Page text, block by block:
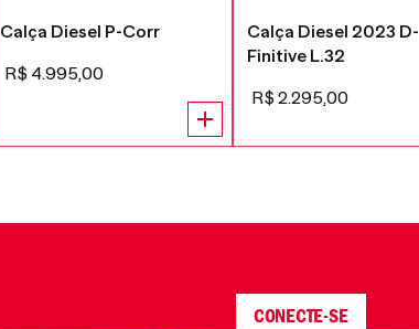
Calça Diesel P-Corr
R$ 4.995,00
Calça Diesel 2023 D-
Finitive L.32
R$ 2.295,00
CONECTE-SE